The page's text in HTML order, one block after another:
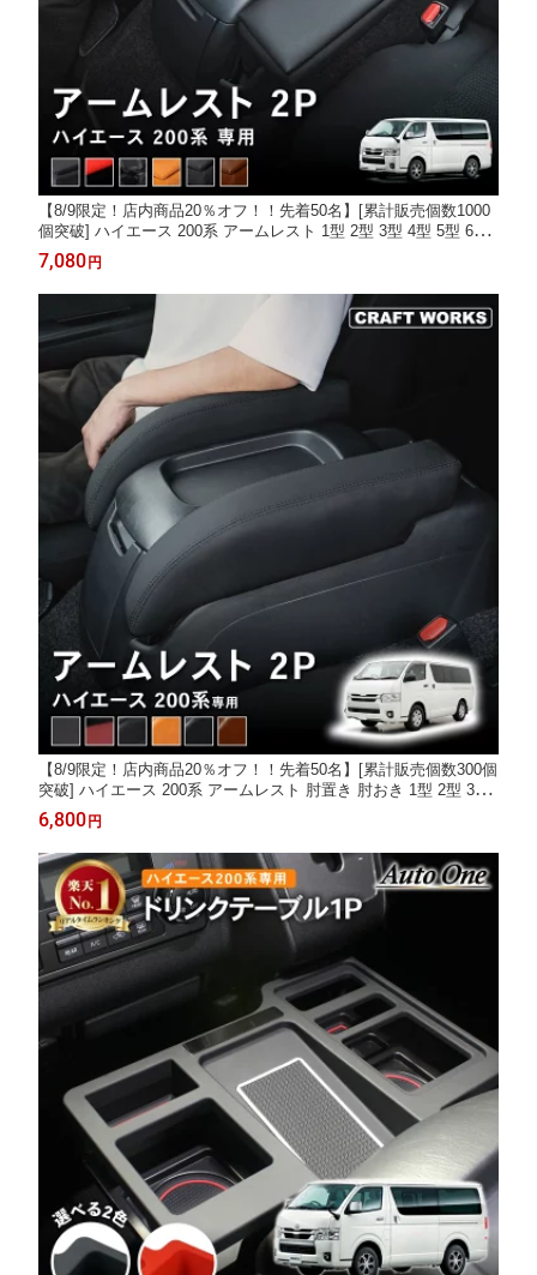
【8/9限定！店内商品20％オフ！！先着50名】[累計販売個数1000
個突破] ハイエース 200系 アームレスト 1型 2型 3型 4型 5型 6型
7型 8型 コンソールボックス センターコンソール 肘掛け 肘置き
ひじ カスタム 小物入れ アクセサリー 専用 標準 ワイド
7,080 円
【8/9限定！店内商品20％オフ！！先着50名】[累計販売個数300個
突破] ハイエース 200系 アームレスト 肘置き 肘おき 1型 2型 3型
4型 5型 6型 7型 8型 コンソールボックス 肘かけ 肘掛けセンター
コンソール 前 中 後 期 カスタム アクセサリー
6,800 円